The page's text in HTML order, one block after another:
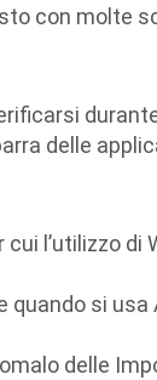
con molte
delle
l’utilizzo di
si usa
delle